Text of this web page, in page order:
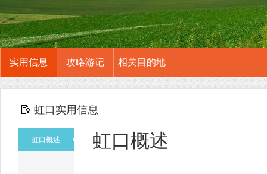
实用信息 攻略游记 相关目的地
虹口实用信息
虹口概述 虹口概述